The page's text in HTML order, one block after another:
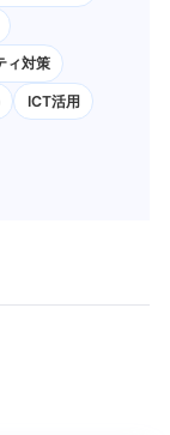
ィ対策
ICT活用